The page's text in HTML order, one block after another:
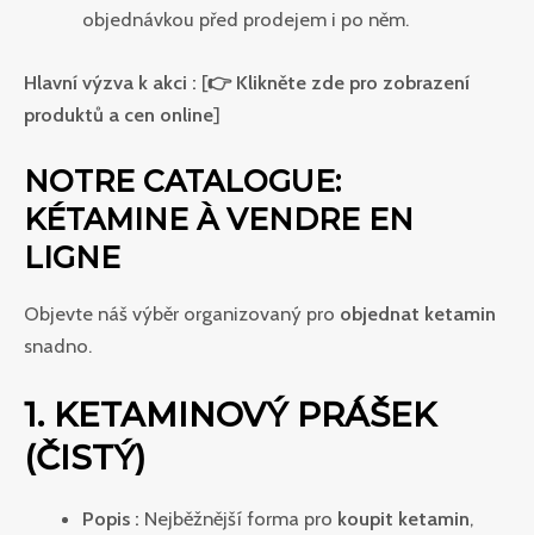
objednávkou před prodejem i po něm.
Hlavní výzva k akci : [👉 Klikněte zde pro zobrazení
produktů a cen online]
NOTRE CATALOGUE:
KÉTAMINE À VENDRE EN
LIGNE
Objevte náš výběr organizovaný pro objednat ketamin
snadno.
1. KETAMINOVÝ PRÁŠEK
(ČISTÝ)
Popis : Nejběžnější forma pro koupit ketamin,